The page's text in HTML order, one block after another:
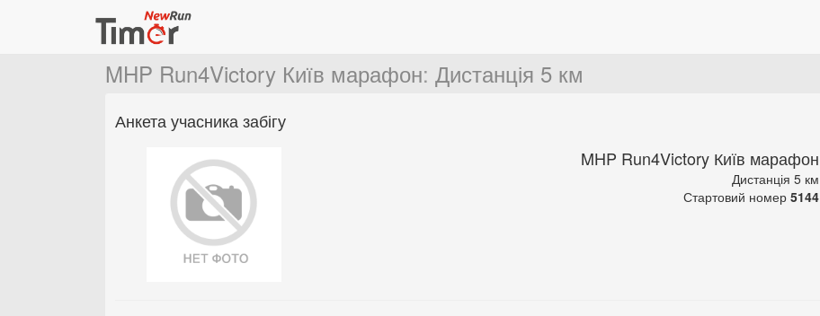
MHP Run4Victory Київ марафон: Дистанція 5 км
Анкета учасника забігу
MHP Run4Victory Київ марафон
Дистанція 5 км
Стартовий номер 5144